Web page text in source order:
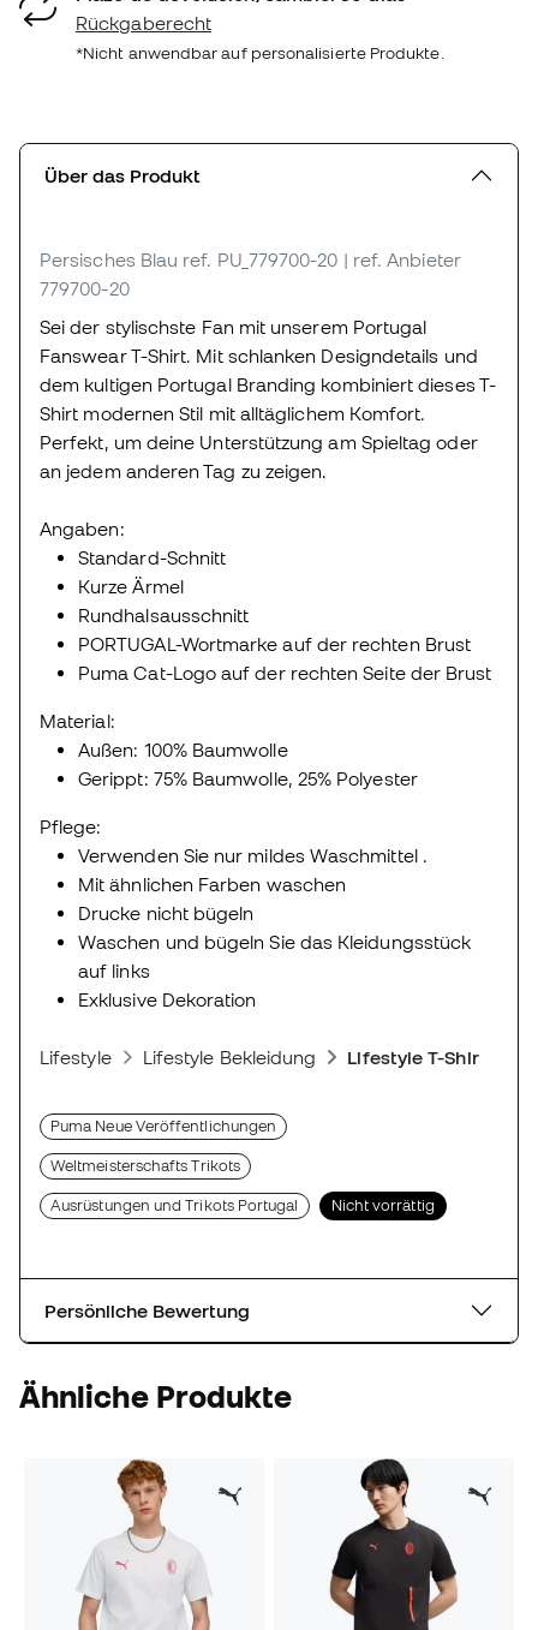
Rückgaberecht
*Nicht anwendbar auf personalisierte Produkte.
Über das Produkt
Persisches Blau ref. PU_779700-20 | ref. Anbieter
779700-20
Sei der stylischste Fan mit unserem Portugal
Fanswear T-Shirt. Mit schlanken Designdetails und
dem kultigen Portugal Branding kombiniert dieses T-
Shirt modernen Stil mit alltäglichem Komfort.
Perfekt, um deine Unterstützung am Spieltag oder
an jedem anderen Tag zu zeigen.
Angaben:
Standard-Schnitt
Kurze Ärmel
Rundhalsausschnitt
PORTUGAL-Wortmarke auf der rechten Brust
Puma Cat-Logo auf der rechten Seite der Brust
Material:
Außen: 100% Baumwolle
Gerippt: 75% Baumwolle, 25% Polyester
Pflege:
Verwenden Sie nur mildes Waschmittel .
Mit ähnlichen Farben waschen
Drucke nicht bügeln
Waschen und bügeln Sie das Kleidungsstück
auf links
Exklusive Dekoration
Lifestyle Lifestyle Bekleidung Lifestyle T-Shirts
Puma Neue Veröffentlichungen
Weltmeisterschafts Trikots
Ausrüstungen und Trikots Portugal Nicht vorrättig
Persönliche Bewertung
Ähnliche Produkte